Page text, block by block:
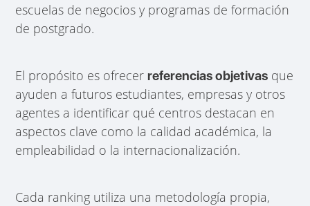
escuelas de negocios y programas de formación
de postgrado.
El propósito es ofrecerreferencias objetivas que
ayuden a futuros estudiantes, empresas y otros
agentes a identificar qué centros destacan en
aspectos clave como la calidad académica, la
empleabilidad o la internacionalización.
Cada ranking utiliza una metodología propia,